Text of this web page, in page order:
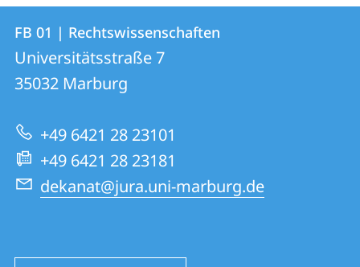
Kontakt
und
Informationen
zur
Website
Kontaktinformationen
FB
01
|
Rechtswissenschaften
FB 01 | Rechtswissenschaften
Universitätsstraße 7
35032 Marburg
+49 6421 28 23101
+49 6421 28 23181
dekanat@jura.uni-marburg.de